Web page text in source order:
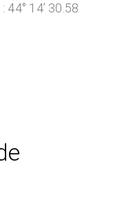
44° 14’ 30.58